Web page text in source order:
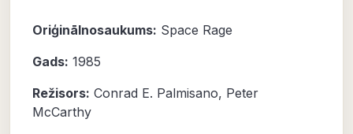
Oriģinālnosaukums: Space Rage
Gads: 1985
Režisors: Conrad E. Palmisano, Peter
McCarthy